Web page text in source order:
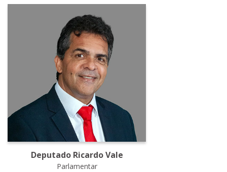
Deputado Ricardo Vale
Parlamentar